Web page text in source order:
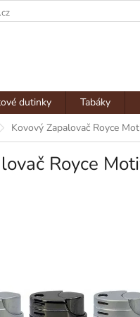
dutinky Tabáky
Kovový Zapalovač Royce
Royce